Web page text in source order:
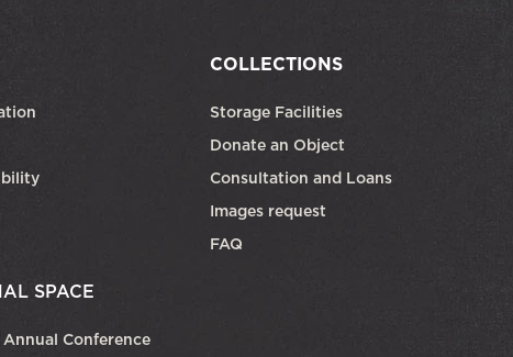
SPACE
Conference
COLLECTIONS
Storage Facilities
Donate an Object
Consultation and Loans
Images request
FAQ